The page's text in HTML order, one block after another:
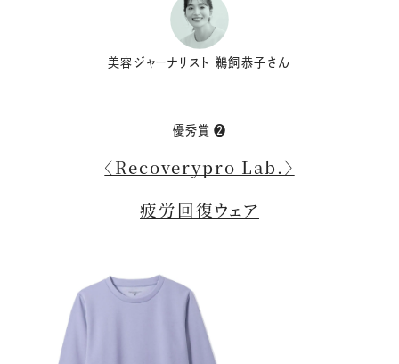
美容ジャーナリスト 鵜飼恭子さん
優秀賞 ❷
〈Recoverypro Lab.〉
疲労回復ウェア